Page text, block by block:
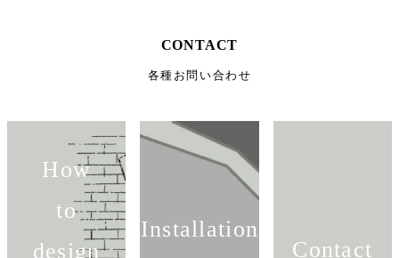
CONTACT
各種お問い合わせ
How
to
design
Installation
Contact